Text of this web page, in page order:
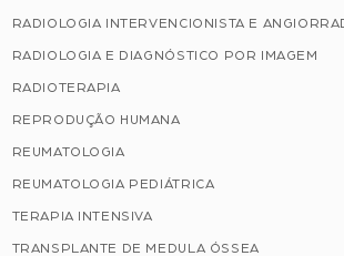
RADIOLOGIA INTERVENCIONISTA E
RADIOLOGIA E DIAGNÓSTICO POR IMAGEM
RADIOTERAPIA
REPRODUÇÃO HUMANA
REUMATOLOGIA
REUMATOLOGIA PEDIÁTRICA
TERAPIA INTENSIVA
TRANSPLANTE DE MEDULA ÓSSEA